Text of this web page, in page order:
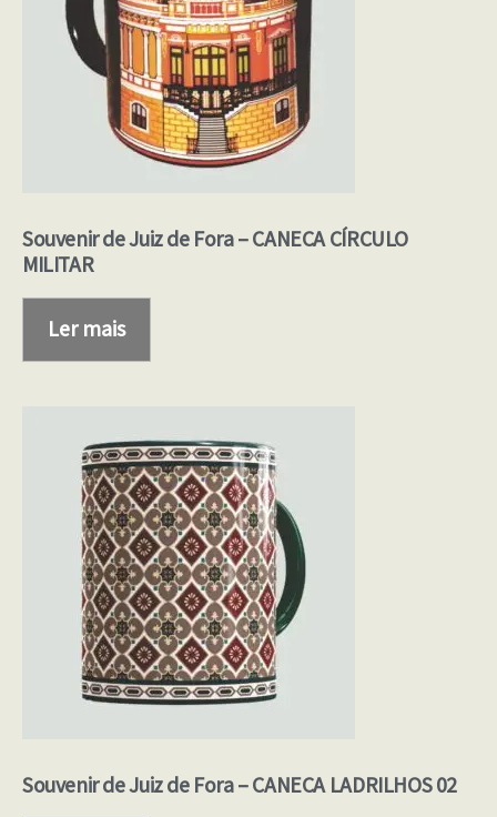
Souvenir de Juiz de Fora – CANECA CÍRCULO
MILITAR
Ler mais
Souvenir de Juiz de Fora – CANECA LADRILHOS 02